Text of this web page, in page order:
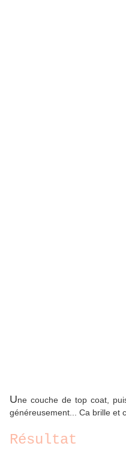
Une couche de top coat,
généreusement... Ca brille et
Résultat